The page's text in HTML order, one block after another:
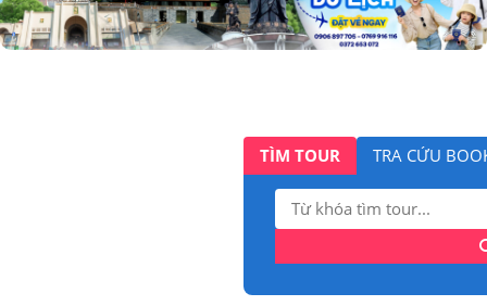
TÌM TOUR TRA CỨU
Tìm
kiếm: